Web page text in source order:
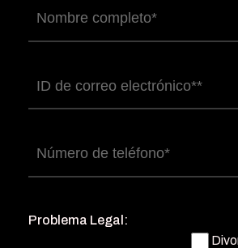
Nombre
completo(Obligatorio)
Correo
electrónico(Obligatorio)
Número
de
Problema Legal: